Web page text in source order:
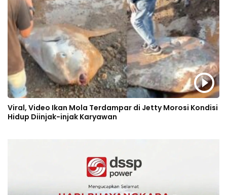
Viral, Video Ikan Mola Terdampar di Jetty Morosi Kondisi
Hidup Diinjak-injak Karyawan